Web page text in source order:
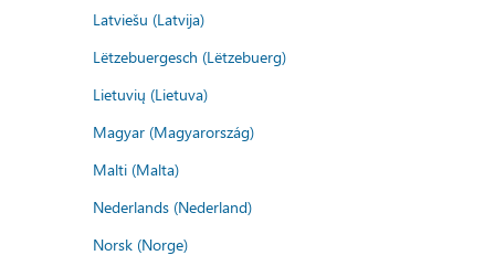
Latviešu (Latvija)
Lëtzebuergesch (Lëtzebuerg)
Lietuvių (Lietuva)
Magyar (Magyarország)
Malti (Malta)
Nederlands (Nederland)
Norsk (Norge)